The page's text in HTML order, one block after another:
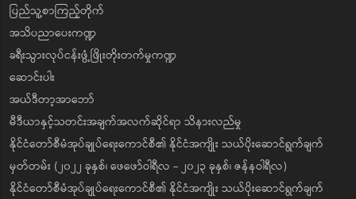
ပြည်သူ့စာကြည့်တိုက်
အသိပညာပေးကဏ္ဍ
ခရီးသွားလုပ်ငန်းဖွံ့ဖြိုးတိုးတက်မှုကဏ္ဍ
ဆောင်းပါး
အယ်ဒီတာ့အာဘော်
မီဒီယာနှင့်သတင်းအချက်အလက်ဆိုင်ရာ သိနားလည်မှု
နိုင်ငံတော်စီမံအုပ်ချုပ်ရေးကောင်စီ၏ နိုင်ငံအကျိုး သယ်ပိုးဆောင်ရွက်ချက်
မှတ်တမ်း (၂၀၂၂ ခုနှစ်၊ ဖေဖော်ဝါရီလ - ၂၀၂၃ ခုနှစ်၊ ဇန်နဝါရီလ)
နိုင်ငံတော်စီမံအုပ်ချုပ်ရေးကောင်စီ၏ နိုင်ငံအကျိုး သယ်ပိုးဆောင်ရွက်ချက်